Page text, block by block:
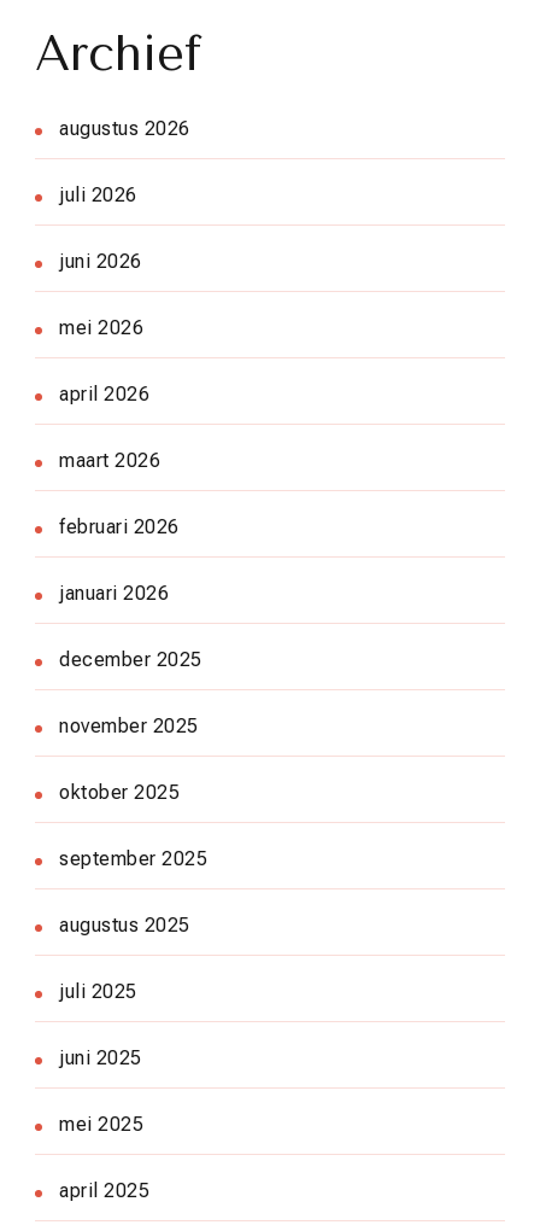
Archief
augustus 2026
juli 2026
juni 2026
mei 2026
april 2026
maart 2026
februari 2026
januari 2026
december 2025
november 2025
oktober 2025
september 2025
augustus 2025
juli 2025
juni 2025
mei 2025
april 2025